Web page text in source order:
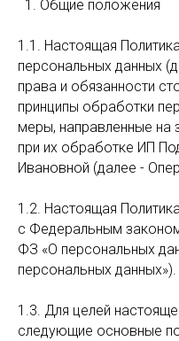
1. Общие положения
1.1. Настоящая
персональных данных
права и обязанности
принципы обработки
меры, направленные на
при их обработке ИП
Ивановной (далее -
1.2. Настоящая
с Федеральным
ФЗ «О персональных
персональных данных»).
1.3. Для целей
следующие основные